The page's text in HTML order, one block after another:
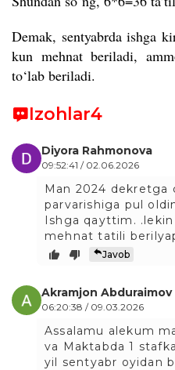
Demak, sentyabrda ishga
kun mehnat beriladi,
to‘lab beriladi.
Izohlar4
Diyora Rahmonova
09:52:41 / 02.06.2026
Man 2024 dekretga
parvarishiga pul
Ishga qayttim.
mehnat tatili
Javob
Akramjon Abduraimov
06:20:38 / 09.03.2026
Assalamu alekum
va Maktabda 1
yil sentyabr oyidan